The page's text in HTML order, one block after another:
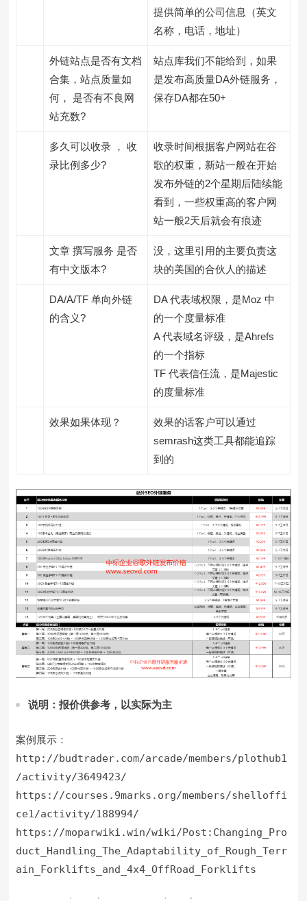
提供简单的公司信息（英文
名称，电话，地址）
外链站点是否有文档
合集，站点质量如
何， 是否有不良网
站充数?
站点库我们不能给到，如果
是发布高质量DA外链服务，
保存DA都在50+
多久可以收录 ， 收
录比例多少?
收录时间根据客户网站在谷
歌的权重，新站一般在开始
发布外链的2个星期后陆续能
看到，一些权重高的客户网
站一般2天后就会有痕迹
文章 撰写服务 是否
有中文版本?
没，这里引用的主要负责这
块的美国的合伙人的描述
DA/A/TF 单向外链
的含义?
DA 代表域权限，是Moz 中
的一个度量标准
A 代表域名评级，是Ahrefs
的一个指标
TF 代表信任流，是Majestic
的度量标准
效果如果体现？
效果的话客户可以通过
semrash这类工具都能追踪
到的
说明：报价供参考，以实际为主
案例展示：
http://budtrader.com/arcade/members/plothub1
/activity/3649423/
https://courses.9marks.org/members/shelloffi
ce1/activity/188994/
https://moparwiki.win/wiki/Post:Changing_Pro
duct_Handling_The_Adaptability_of_Rough_Terr
ain_Forklifts_and_4x4_OffRoad_Forklifts